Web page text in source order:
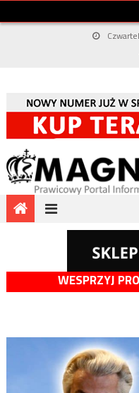
WESPRZYJ